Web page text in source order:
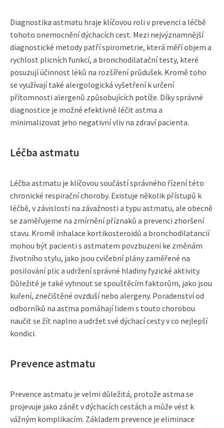
Diagnostika astmatu hraje klíčovou roli v prevenci a léčbě
tohoto onemocnění dýchacích cest. Mezi nejvýznamnější
diagnostické metody patří spirometrie, která měří objem a
rychlost plicních funkcí, a bronchodilatační testy, které
posuzují účinnost léků na rozšíření průdušek. Kromě toho
se využívají také alergologická vyšetření k určení
přítomnosti alergenů způsobujících potíže. Díky správné
diagnostice je možné efektivně léčit astma a
minimalizovat jeho negativní vliv na zdraví pacienta.
Léčba astmatu
Léčba astmatu je klíčovou součástí správného řízení této
chronické respirační choroby. Existuje několik přístupů k
léčbě, v závislosti na závažnosti a typu astmatu, ale obecně
se zaměřujeme na zmírnění příznaků a prevenci zhoršení
stavu. Kromě inhalace kortikosteroidů a bronchodilatancií
mohou být pacienti s astmatem povzbuzeni ke změnám
životního stylu, jako jsou cvičební plány zaměřené na
posilování plic a udržení správné hladiny fyzické aktivity.
Důležité je také vyhnout se spouštěcím faktorům, jako jsou
kuření, znečištěné ovzduší nebo alergeny. Poradenství od
odborníků na astma pomáhají lidem s touto chorobou
naučit se žít naplno a udržet své dýchací cesty v co nejlepší
kondici.
Prevence astmatu
Prevence astmatu je velmi důležitá, protože astma se
projevuje jako zánět v dýchacích cestách a může vést k
vážným komplikacím. Základem prevence je eliminace